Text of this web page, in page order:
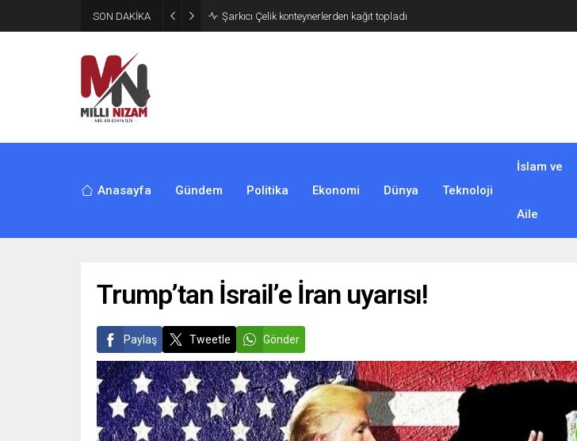
SON DAKİKA İran 2 ülkeyi birden vurdu
Anasayfa Gündem Politika Ekonomi Dünya Teknoloji
İslam ve
Aile
Trump’tan İsrail’e İran uyarısı!
Paylaş Tweetle Gönder